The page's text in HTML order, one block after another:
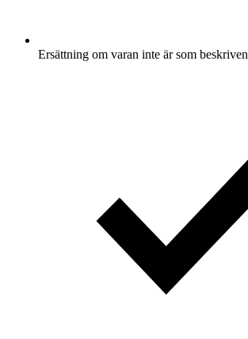
Ersättning om varan inte är som beskriven